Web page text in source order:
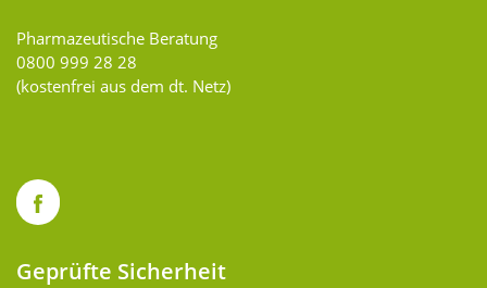
Pharmazeutische Beratung
0800 999 28 28
(kostenfrei aus dem dt. Netz)
Geprüfte Sicherheit